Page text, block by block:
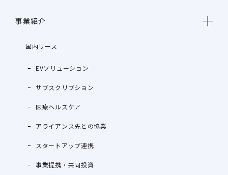
事業紹介
国内リース
EVソリューション
サブスクリプション
医療ヘルスケア
アライアンス先との協業
スタートアップ連携
事業提携・共同投資